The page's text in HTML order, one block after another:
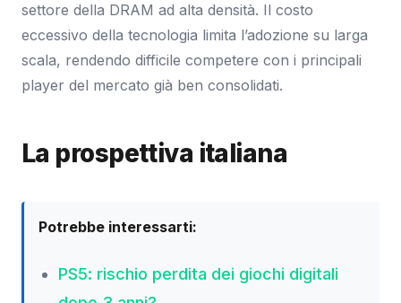
settore della DRAM ad alta densità. Il costo
eccessivo della tecnologia limita l’adozione su larga
scala, rendendo difficile competere con i principali
player del mercato già ben consolidati.
La prospettiva italiana
Potrebbe interessarti:
PS5: rischio perdita dei giochi digitali